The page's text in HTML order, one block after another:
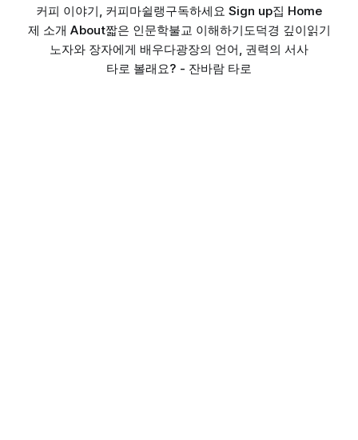
커피 이야기, 커피마쉴랭구독하세요 Sign up집 Home
제 소개 About짧은 인문학불교 이해하기도덕경 깊이읽기
노자와 장자에게 배우다광장의 언어, 권력의 서사
타로 볼래요? - 잔바람 타로